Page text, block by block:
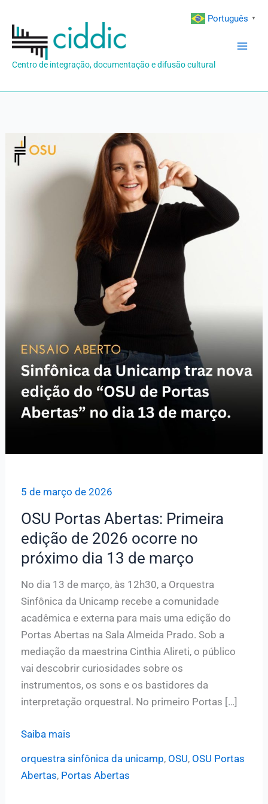
para
conteúdo
Centro de integração, documentação e difusão cultural
5 de março de 2026
OSU Portas Abertas: Primeira
edição de 2026 ocorre no
próximo dia 13 de março
No dia 13 de março, às 12h30, a Orquestra
Sinfônica da Unicamp recebe a comunidade
acadêmica e externa para mais uma edição do
Portas Abertas na Sala Almeida Prado. Sob a
mediação da maestrina Cinthia Alireti, o público
vai descobrir curiosidades sobre os
instrumentos, os sons e os bastidores da
interpretação orquestral. No primeiro Portas […]
OSU
Abertas:
Primeira
Saiba mais
orquestra sinfônica da unicamp, OSU, OSU Portas
Abertas, Portas Abertas
Português ▼